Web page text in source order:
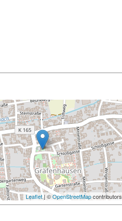
Leaflet| ©OpenStreetMapcontributors